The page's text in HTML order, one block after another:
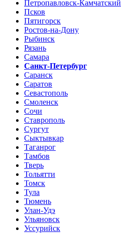
Петропавловск-Камчатский
Псков
Пятигорск
Ростов-на-Дону
Рыбинск
Рязань
Самара
Санкт-Петербург
Саранск
Саратов
Севастополь
Смоленск
Сочи
Ставрополь
Сургут
Сыктывкар
Таганрог
Тамбов
Тверь
Тольятти
Томск
Тула
Тюмень
Улан-Удэ
Ульяновск
Уссурийск